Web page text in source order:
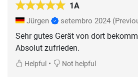
1A
Jürgen setembro 2024
Sehr gutes Gerät von dort
Absolut zufrieden.
Helpful • Not helpful